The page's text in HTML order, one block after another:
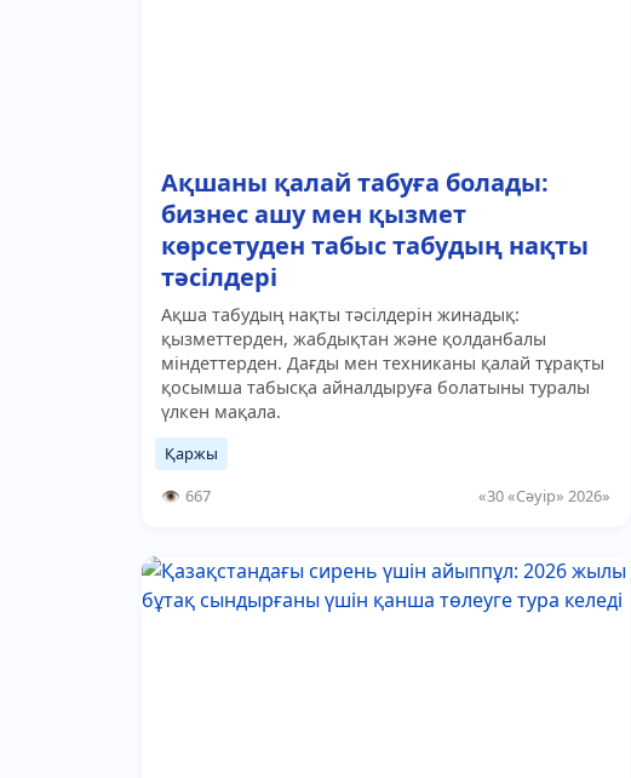
Ақшаны қалай табуға болады:
бизнес ашу мен қызмет
көрсетуден табыс табудың нақты
тәсілдері
Ақша табудың нақты тәсілдерін жинадық:
қызметтерден, жабдықтан және қолданбалы
міндеттерден. Дағды мен техниканы қалай тұрақты
қосымша табысқа айналдыруға болатыны туралы
үлкен мақала.
Қаржы
667
«30 «Сәуір» 2026»